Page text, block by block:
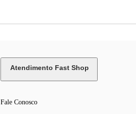
Atendimento Fast Shop
Fale Conosco